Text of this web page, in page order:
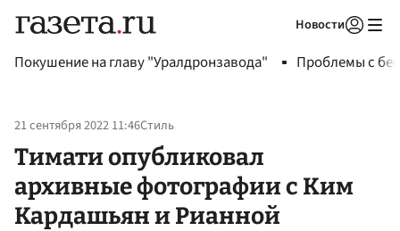
Новости
Покушение на главу "Уралдронзавода" Проблемы с
21 сентября 2022 11:46Стиль
Тимати опубликовал
архивные фотографии с Ким
Кардашьян и Рианной